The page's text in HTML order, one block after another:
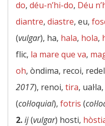
do, déu-n’hi-do, Déu
diantre, diastre, eu,
(vulgar), ha, hala, hola,
flic, la mare que va,
oh, òndima, recoi,
2017), renoi, tira, ual·la,
(col·loquial), fotris (
2.ij(vulgar) hosti,